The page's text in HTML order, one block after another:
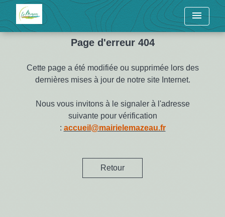
menu
Page d'erreur 404
Cette page a été modifiée ou supprimée lors des
dernières mises à jour de notre site Internet.
Nous vous invitons à le signaler à l'adresse
suivante pour vérification
: accueil@mairielemazeau.fr
Retour